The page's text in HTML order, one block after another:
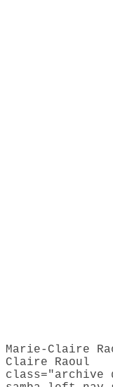
Marie-Claire
Claire Raoul
class="archive